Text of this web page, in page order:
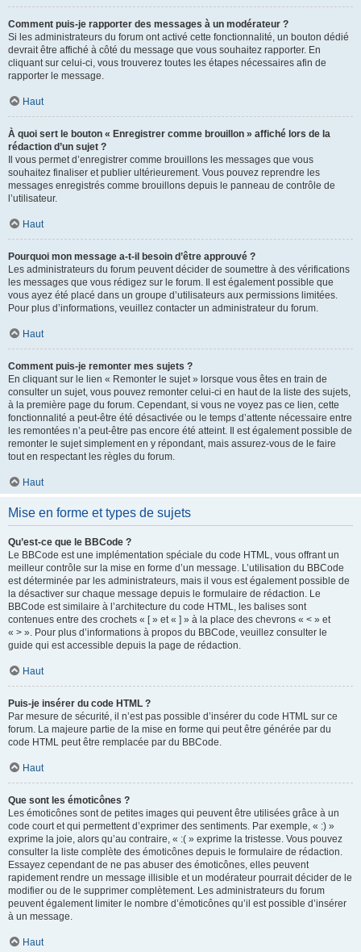
Comment puis-je rapporter des messages à un modérateur ?
Si les administrateurs du forum ont activé cette fonctionnalité, un bouton dédié
devrait être affiché à côté du message que vous souhaitez rapporter. En
cliquant sur celui-ci, vous trouverez toutes les étapes nécessaires afin de
rapporter le message.
Haut
À quoi sert le bouton « Enregistrer comme brouillon » affiché lors de la
rédaction d’un sujet ?
Il vous permet d’enregistrer comme brouillons les messages que vous
souhaitez finaliser et publier ultérieurement. Vous pouvez reprendre les
messages enregistrés comme brouillons depuis le panneau de contrôle de
l’utilisateur.
Haut
Pourquoi mon message a-t-il besoin d’être approuvé ?
Les administrateurs du forum peuvent décider de soumettre à des vérifications
les messages que vous rédigez sur le forum. Il est également possible que
vous ayez été placé dans un groupe d’utilisateurs aux permissions limitées.
Pour plus d’informations, veuillez contacter un administrateur du forum.
Haut
Comment puis-je remonter mes sujets ?
En cliquant sur le lien « Remonter le sujet » lorsque vous êtes en train de
consulter un sujet, vous pouvez remonter celui-ci en haut de la liste des sujets,
à la première page du forum. Cependant, si vous ne voyez pas ce lien, cette
fonctionnalité a peut-être été désactivée ou le temps d’attente nécessaire entre
les remontées n’a peut-être pas encore été atteint. Il est également possible de
remonter le sujet simplement en y répondant, mais assurez-vous de le faire
tout en respectant les règles du forum.
Haut
Mise en forme et types de sujets
Qu’est-ce que le BBCode ?
Le BBCode est une implémentation spéciale du code HTML, vous offrant un
meilleur contrôle sur la mise en forme d’un message. L’utilisation du BBCode
est déterminée par les administrateurs, mais il vous est également possible de
la désactiver sur chaque message depuis le formulaire de rédaction. Le
BBCode est similaire à l’architecture du code HTML, les balises sont
contenues entre des crochets « [ » et « ] » à la place des chevrons « < » et
« > ». Pour plus d’informations à propos du BBCode, veuillez consulter le
guide qui est accessible depuis la page de rédaction.
Haut
Puis-je insérer du code HTML ?
Par mesure de sécurité, il n’est pas possible d’insérer du code HTML sur ce
forum. La majeure partie de la mise en forme qui peut être générée par du
code HTML peut être remplacée par du BBCode.
Haut
Que sont les émoticônes ?
Les émoticônes sont de petites images qui peuvent être utilisées grâce à un
code court et qui permettent d’exprimer des sentiments. Par exemple, « :) »
exprime la joie, alors qu’au contraire, « :( » exprime la tristesse. Vous pouvez
consulter la liste complète des émoticônes depuis le formulaire de rédaction.
Essayez cependant de ne pas abuser des émoticônes, elles peuvent
rapidement rendre un message illisible et un modérateur pourrait décider de le
modifier ou de le supprimer complètement. Les administrateurs du forum
peuvent également limiter le nombre d’émoticônes qu’il est possible d’insérer
à un message.
Haut